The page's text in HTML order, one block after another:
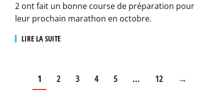
2 ont fait un bonne course de préparation pour
leur prochain marathon en octobre.
LIRE LA SUITE
1 2 3 4 5 … 12 →